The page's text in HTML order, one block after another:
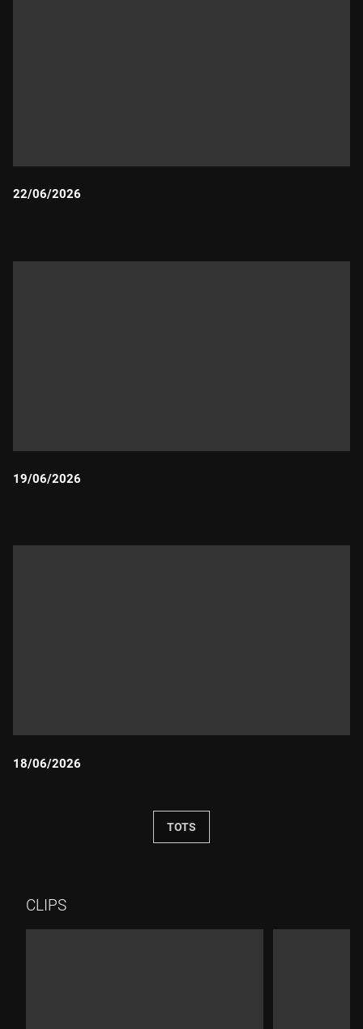
22/06/2026
19/06/2026
18/06/2026
TOTS
CLIPS